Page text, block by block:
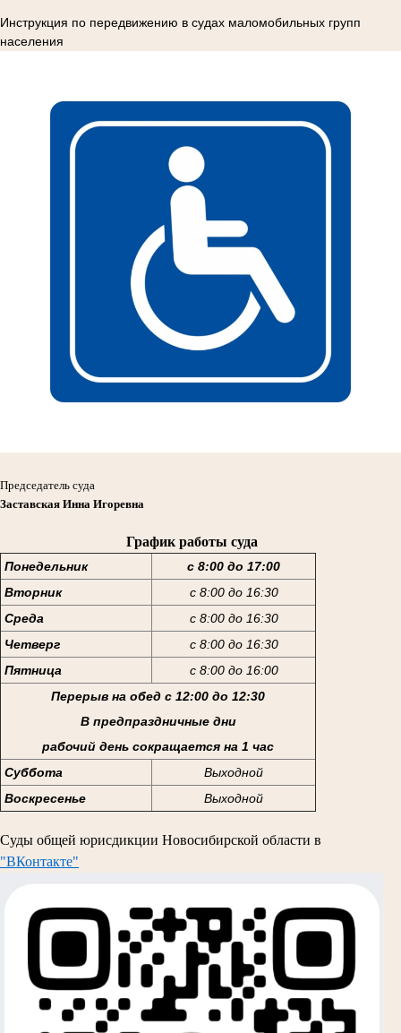
Инструкция по передвижению в судах маломобильных групп
населения
Председатель суда
Заставская Инна Игоревна
График работы суда
Понедельник
с 8:00 до 17:00
Вторник
с 8:00 до 16:30
Среда
с 8:00 до 16:30
Четверг
с 8:00 до 16:30
Пятница
с 8:00 до 16:00
Перерыв на обед с 12:00 до 12:30
В предпраздничные дни
рабочий день сокращается на 1 час
Суббота
Выходной
Воскресенье
Выходной
Суды общей юрисдикции Новосибирской области в
"ВКонтакте"